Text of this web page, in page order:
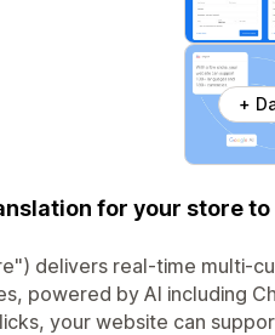
+
for your store to
delivers real-time multi-
powered by AI including
your website can